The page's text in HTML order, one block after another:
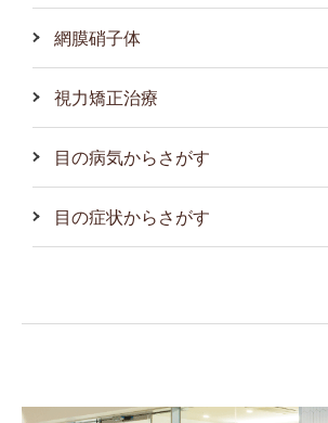
網膜硝子体
視力矯正治療
目の病気からさがす
目の症状からさがす